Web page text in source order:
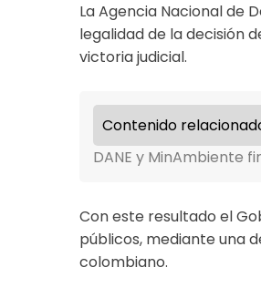
La Agencia Nacional de
legalidad de la decisión
victoria judicial.
Contenido
DANE y MinAmbiente
​Con este resultado el
públicos, mediante una
colombiano.